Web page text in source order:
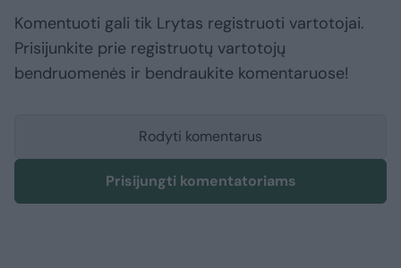
Komentuoti gali tik Lrytas registruoti vartotojai.
Prisijunkite prie registruotų vartotojų
bendruomenės ir bendraukite komentaruose!
Rodyti komentarus
Prisijungti komentatoriams